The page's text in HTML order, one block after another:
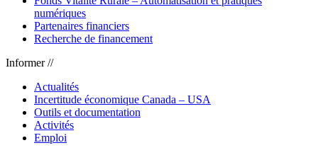
numériques
Partenaires financiers
Recherche de financement
Informer //
Actualités
Incertitude économique Canada – USA
Outils et documentation
Activités
Emploi